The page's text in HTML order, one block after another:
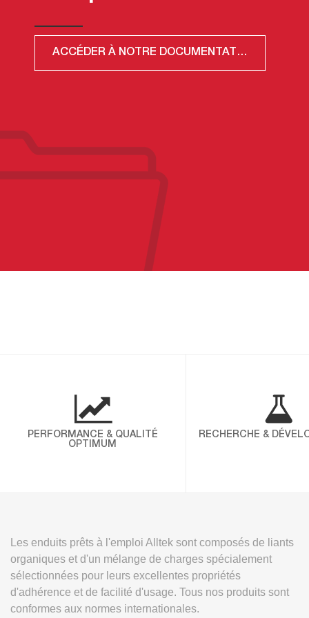
ACCÉDER À NOTRE DOCUMENTATION
PERFORMANCE & QUALITÉ
OPTIMUM
RECHERCHE &
Les enduits prêts à l'emploi Alltek sont composés de liants
organiques et d'un mélange de charges spécialement
sélectionnées pour leurs excellentes propriétés
d'adhérence et de facilité d'usage. Tous nos produits sont
conformes aux normes internationales.